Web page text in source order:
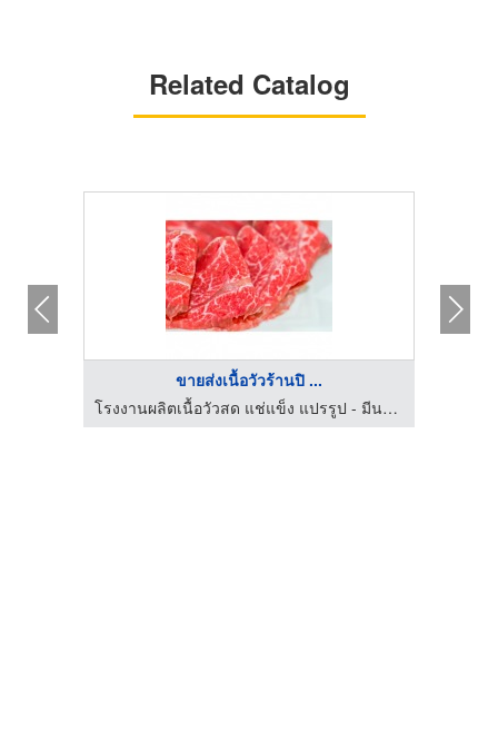
Related Catalog
ขายส่งเนื้อวัวร้านปิ ...
โรงงานผลิตเนื้อวัวสด แช่แข็ง แปรรูป - มีนาฟู้ดส์